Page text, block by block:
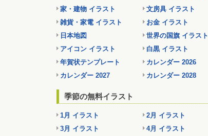
家・建物 イラスト
文房具 イラスト
雑貨・家電 イラスト
お金 イラスト
日本地図
世界の国旗 イラスト
アイコン イラスト
白黒 イラスト
年賀状テンプレート
カレンダー 2026
カレンダー 2027
カレンダー 2028
季節の無料イラスト
1月 イラスト
2月 イラスト
3月 イラスト
4月 イラスト